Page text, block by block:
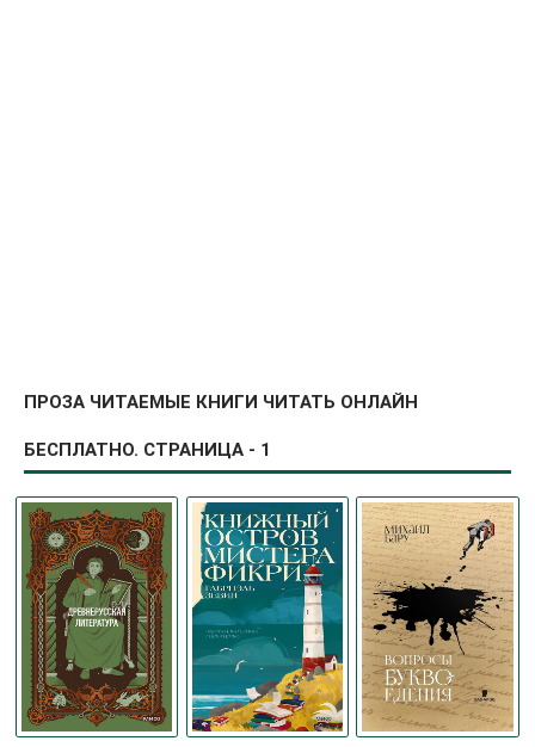
ПРОЗА ЧИТАЕМЫЕ КНИГИ ЧИТАТЬ ОНЛАЙН
БЕСПЛАТНО. СТРАНИЦА - 1